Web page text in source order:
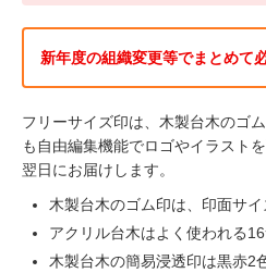
新年度の組織変更等でまとめて
フリーサイズ印は、木製台木のゴ
も自由編集機能でロゴやイラスト
翌日にお届けします。
木製台木のゴム印は、印面サ
アクリル台木はよく使われる16
木製台木の簡易浸透印は黒赤2